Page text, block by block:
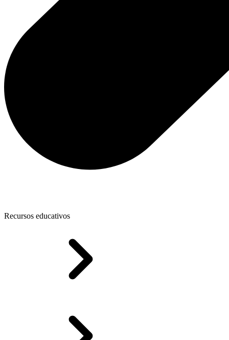
Recursos educativos